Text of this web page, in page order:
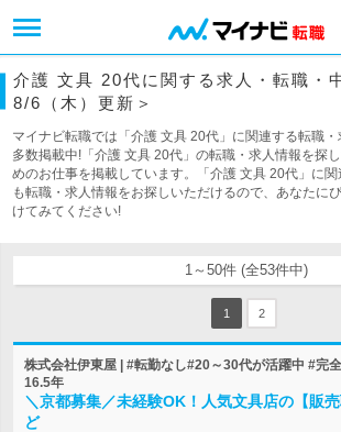
介護 文具 20代に関する求人・転職・
8/6（木）更新＞
マイナビ転職では「介護 文具 20代」に関連する転職
多数掲載中!「介護 文具 20代」の転職・求人情報を探
めのお仕事を掲載しています。「介護 文具 20代」に
も転職・求人情報をお探しいただけるので、あなたに
けてみてください!
1～50件 (全53件中)
1 2
株式会社伊東屋 | #転勤なし#20～30代が活躍中 #完
16.5年
＼京都募集／未経験OK！人気文具店の【販
ど